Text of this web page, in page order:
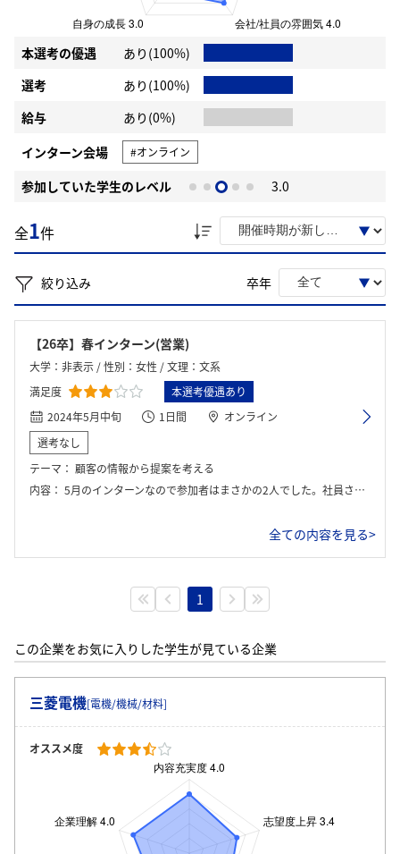
本選考の優遇
あり(100%)
選考
あり(100%)
給与
あり(0%)
インターン会場
#オンライン
参加していた学生のレベル 3.0
全1件
絞り込み 卒年
【26卒】春インターン(営業)
大学：非表示 / 性別：女性 / 文理：文系
満足度
本選考優遇あり
2024年5月中旬
1日間
オンライン
選考なし
テーマ： 顧客の情報から提案を考える
内容： 5月のインターンなので参加者はまさかの2人でした。社員さんから顧客の情報をズームで移されて、それを見ながら2人でどのような住宅設備を進めるのか考えて発表しました。
全ての内容を見る>
1
この企業をお気に入りした学生が見ている企業
三菱電機[電機/機械/材料]
オススメ度